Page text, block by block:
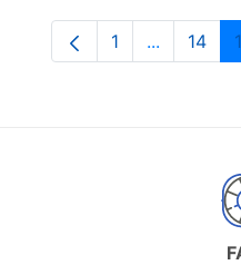
Página
1 ...Páginas
14